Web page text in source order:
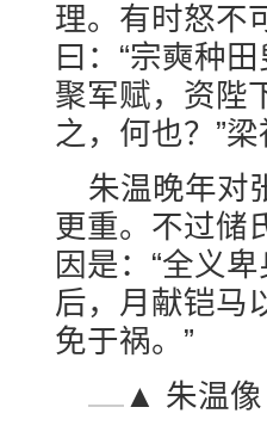
理。有时怒不
曰：“宗奭种
聚军赋，资陛
之，何也？”
朱温晚年对
更重。不过储
因是：“全义
后，月献铠马
免于祸。”
▲ 朱温像